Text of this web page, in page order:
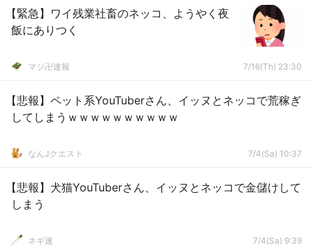
【緊急】ワイ残業社畜のネッコ、ようやく夜
飯にありつく
マジ卍速報 7/16(Th) 23:30
【悲報】ペット系YouTuberさん、イッヌとネッコで荒稼ぎ
してしまうｗｗｗｗｗｗｗｗｗｗ
なんJクエスト 7/4(Sa) 10:37
【悲報】犬猫YouTuberさん、イッヌとネッコで金儲けして
しまう
ネギ速 7/4(Sa) 9:39